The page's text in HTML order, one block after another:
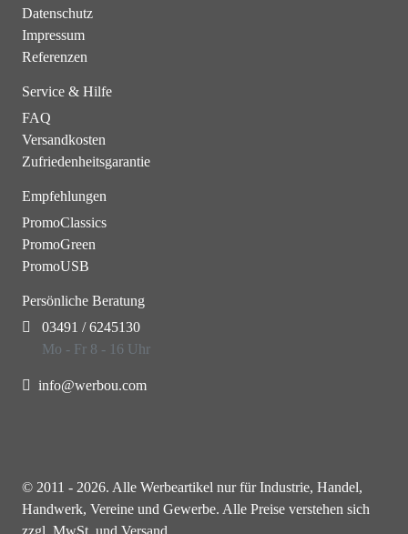
Datenschutz
Impressum
Referenzen
Service & Hilfe
FAQ
Versandkosten
Zufriedenheitsgarantie
Empfehlungen
PromoClassics
PromoGreen
PromoUSB
Persönliche Beratung
03491 / 6245130
Mo - Fr 8 - 16 Uhr
info@werbou.com
© 2011 - 2026. Alle Werbeartikel nur für Industrie, Handel,
Handwerk, Vereine und Gewerbe. Alle Preise verstehen sich
zzgl. MwSt. und Versand.